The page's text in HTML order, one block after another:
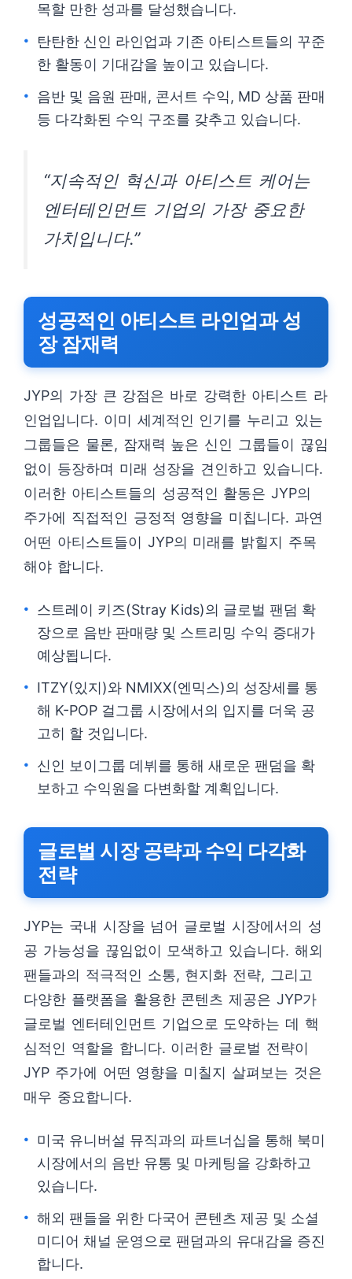
목할 만한 성과를 달성했습니다.
탄탄한 신인 라인업과 기존 아티스트들의 꾸준
한 활동이 기대감을 높이고 있습니다.
음반 및 음원 판매, 콘서트 수익, MD 상품 판매
등 다각화된 수익 구조를 갖추고 있습니다.
“지속적인 혁신과 아티스트 케어는
엔터테인먼트 기업의 가장 중요한
가치입니다.”
성공적인 아티스트 라인업과 성
장 잠재력
JYP의 가장 큰 강점은 바로 강력한 아티스트 라
인업입니다. 이미 세계적인 인기를 누리고 있는
그룹들은 물론, 잠재력 높은 신인 그룹들이 끊임
없이 등장하며 미래 성장을 견인하고 있습니다.
이러한 아티스트들의 성공적인 활동은 JYP의
주가에 직접적인 긍정적 영향을 미칩니다. 과연
어떤 아티스트들이 JYP의 미래를 밝힐지 주목
해야 합니다.
스트레이 키즈(Stray Kids)의 글로벌 팬덤 확
장으로 음반 판매량 및 스트리밍 수익 증대가
예상됩니다.
ITZY(있지)와 NMIXX(엔믹스)의 성장세를 통
해 K-POP 걸그룹 시장에서의 입지를 더욱 공
고히 할 것입니다.
신인 보이그룹 데뷔를 통해 새로운 팬덤을 확
보하고 수익원을 다변화할 계획입니다.
글로벌 시장 공략과 수익 다각화
전략
JYP는 국내 시장을 넘어 글로벌 시장에서의 성
공 가능성을 끊임없이 모색하고 있습니다. 해외
팬들과의 적극적인 소통, 현지화 전략, 그리고
다양한 플랫폼을 활용한 콘텐츠 제공은 JYP가
글로벌 엔터테인먼트 기업으로 도약하는 데 핵
심적인 역할을 합니다. 이러한 글로벌 전략이
JYP 주가에 어떤 영향을 미칠지 살펴보는 것은
매우 중요합니다.
미국 유니버설 뮤직과의 파트너십을 통해 북미
시장에서의 음반 유통 및 마케팅을 강화하고
있습니다.
해외 팬들을 위한 다국어 콘텐츠 제공 및 소셜
미디어 채널 운영으로 팬덤과의 유대감을 증진
합니다.